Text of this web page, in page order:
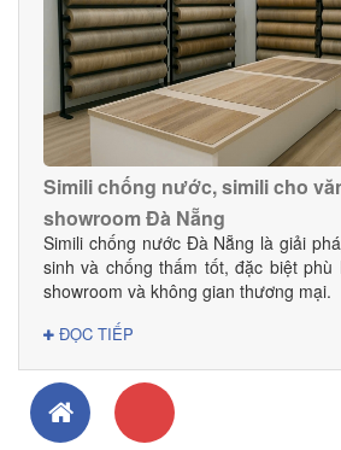
hệ tư vấn – báo giá sàn gỗ tự nhiên
– Vật liệu nội thất Đà Nẵng Địa
Phương, P. Thanh Khê, TP. Đà Nẵng
Web: danacomex.com
Simili chống nước, simili cho
showroom Đà Nẵng
Simili chống nước Đà Nẵng là giải
sinh và chống thấm tốt, đặc biệt phù
showroom và không gian thương mại.
ĐỌC TIẾP